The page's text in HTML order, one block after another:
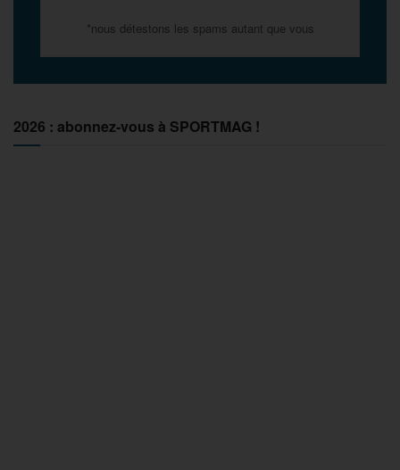
*nous détestons les spams autant que vous
2026 : abonnez-vous à SPORTMAG !